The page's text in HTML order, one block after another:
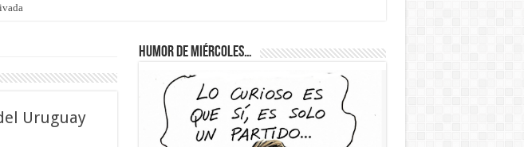
que esperan una familia tiene CUD
Uruguay
Humor de Miércoles…